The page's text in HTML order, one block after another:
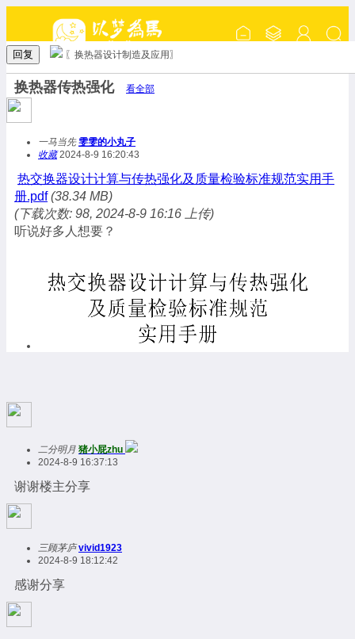
回复 〖换热器设计制造及应用〗
换热器传热强化 看全部
一马当先 雯雯的小丸子
收藏2024-8-9 16:20:43
热交换器设计计算与传热强化及质量检验标准规范实用手
册.pdf (38.34 MB)
(下载次数: 98, 2024-8-9 16:16 上传)
听说好多人想要？
二分明月 猪小屁zhu
2024-8-9 16:37:13
谢谢楼主分享
三顾茅庐 vivid1923
2024-8-9 18:12:42
感谢分享